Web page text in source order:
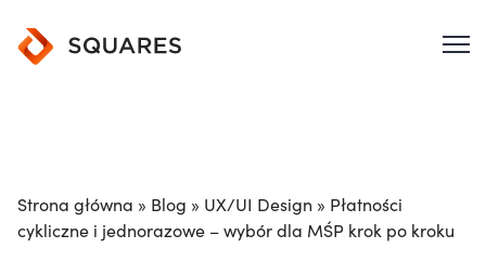
Strona główna » Blog » UX/UI Design » Płatności
cykliczne i jednorazowe – wybór dla MŚP krok po kroku